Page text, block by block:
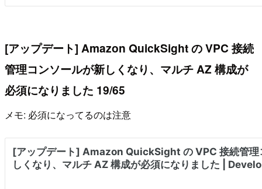
[アップデート] Amazon QuickSight の VPC 接続
管理コンソールが新しくなり、マルチ AZ 構成が
必須になりました 19/65
メモ: 必須になってるのは注意